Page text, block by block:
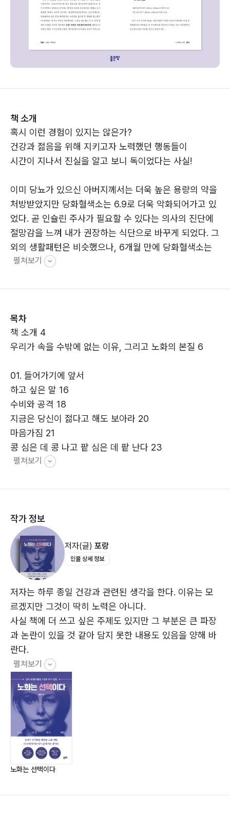
책 소개
혹시 이런 경험이 있지는 않은가?
건강과 젊음을 위해 지키고자 노력했던 행동들이
시간이 지나서 진실을 알고 보니 독이었다는 사실!
이미 당뇨가 있으신 아버지께서는 더욱 높은 용량의 약을
처방받았지만 당화혈색소는 6.9로 더욱 악화되어가고 있
었다. 곧 인슐린 주사가 필요할 수 있다는 의사의 진단에
절망감을 느껴 내가 권장하는 식단으로 바꾸게 되었다. 그
외의 생활패턴은 비슷했으나, 6개월 만에 당화혈색소는
5.9로, 중성지방은 269에서 90으로, HDL은 42에서 60
펼쳐보기
목차
책 소개 4
우리가 속을 수밖에 없는 이유, 그리고 노화의 본질 6
01. 들어가기에 앞서
하고 싶은 말 16
수비와 공격 18
지금은 당신이 젊다고 해도 보아라 20
마음가짐 21
콩 심은 데 콩 나고 팥 심은 데 팥 난다 23
기본 항노화의 원리 24
기본적인 준비사항(혈압, 혈당측정기) 32
너무나 흔한 혈압측정 오진 사례 35
한의학 37
음주 39
흡연 41
성기능 개선 44
필라이즈 어플리케이션 46
02. 먹어서 지키는 건강
먹는 것이 곧 나 자신이다 48
과연 자연식만이 정답일까 50
최상의 영양 섭취하기 51
영양소의 종류 53
먹는 순서부터 바꿔라 54
미네랄 56
비타민 65
항산화제 및 기타 성분 73
단백질 보충제 83
펼쳐보기
작가 정보
저자(글) 포랑
인물 상세 정보
저자는 하루 종일 건강과 관련된 생각을 한다. 이유는 모
르겠지만 그것이 딱히 노력은 아니다.
사실 책에 더 쓰고 싶은 주제도 있지만 그 부분은 큰 파장
과 논란이 있을 것 같아 담지 못한 내용도 있음을 양해 바
란다.
펼쳐보기
노화는 선택이다